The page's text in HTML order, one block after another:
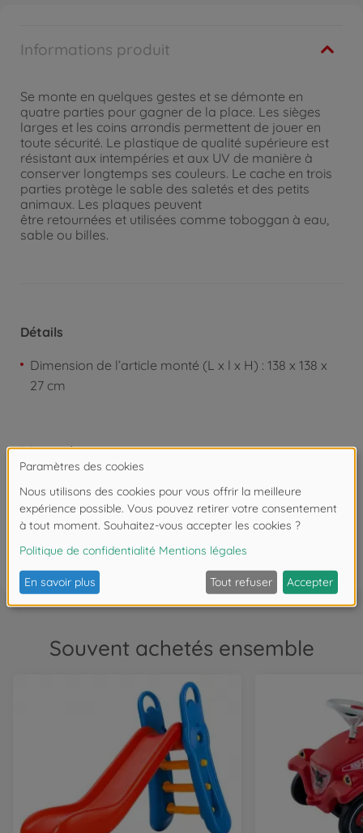
Informations produit
Se monte en quelques gestes et se démonte en
quatre parties pour gagner de la place. Les sièges
larges et les coins arrondis permettent de jouer en
toute sécurité. Le plastique de qualité supérieure est
résistant aux intempéries et aux UV de manière à
conserver longtemps ses couleurs. Le cache en trois
parties protège le sable des saletés et des petits
animaux. Les plaques peuvent
être retournées et utilisées comme toboggan à eau,
sable ou billes.
Détails
Dimension de l’article monté (L x l x H) : 138 x 138 x
27 cm
Manuels
Les avis (8)
FAQ (5)
Souvent achetés ensemble